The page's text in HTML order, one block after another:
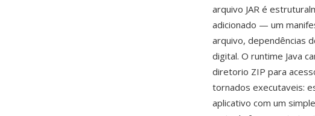
arquivo JAR é
adicionado — um
arquivo, dependências
digital. O runtime Java
diretorio ZIP para
tornados executaveis:
aplicativo com um